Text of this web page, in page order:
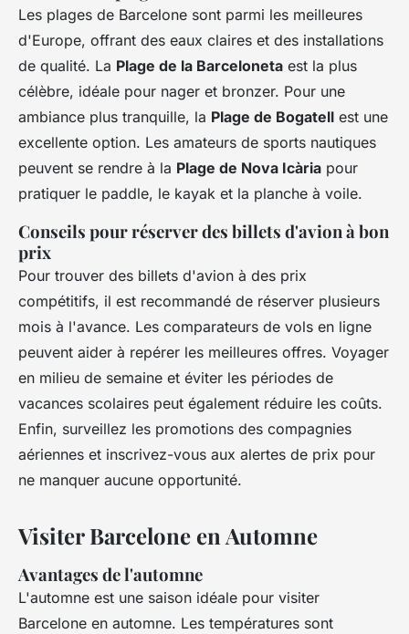
Les plages de Barcelone sont parmi les meilleures
d'Europe, offrant des eaux claires et des installations
de qualité. La Plage de la Barceloneta est la plus
célèbre, idéale pour nager et bronzer. Pour une
ambiance plus tranquille, la Plage de Bogatell est une
excellente option. Les amateurs de sports nautiques
peuvent se rendre à la Plage de Nova Icària pour
pratiquer le paddle, le kayak et la planche à voile.
Conseils pour réserver des billets d'avion à bon
prix
Pour trouver des billets d'avion à des prix
compétitifs, il est recommandé de réserver plusieurs
mois à l'avance. Les comparateurs de vols en ligne
peuvent aider à repérer les meilleures offres. Voyager
en milieu de semaine et éviter les périodes de
vacances scolaires peut également réduire les coûts.
Enfin, surveillez les promotions des compagnies
aériennes et inscrivez-vous aux alertes de prix pour
ne manquer aucune opportunité.
Visiter Barcelone en Automne
Avantages de l'automne
L'automne est une saison idéale pour visiter
Barcelone en automne. Les températures sont